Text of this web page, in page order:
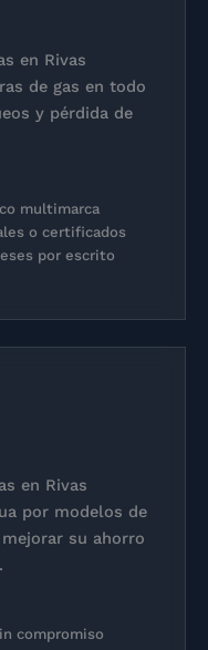
en Rivas
de gas en todo
y pérdida de
multimarca
o certificados
por escrito
en Rivas
por modelos de
su ahorro
compromiso